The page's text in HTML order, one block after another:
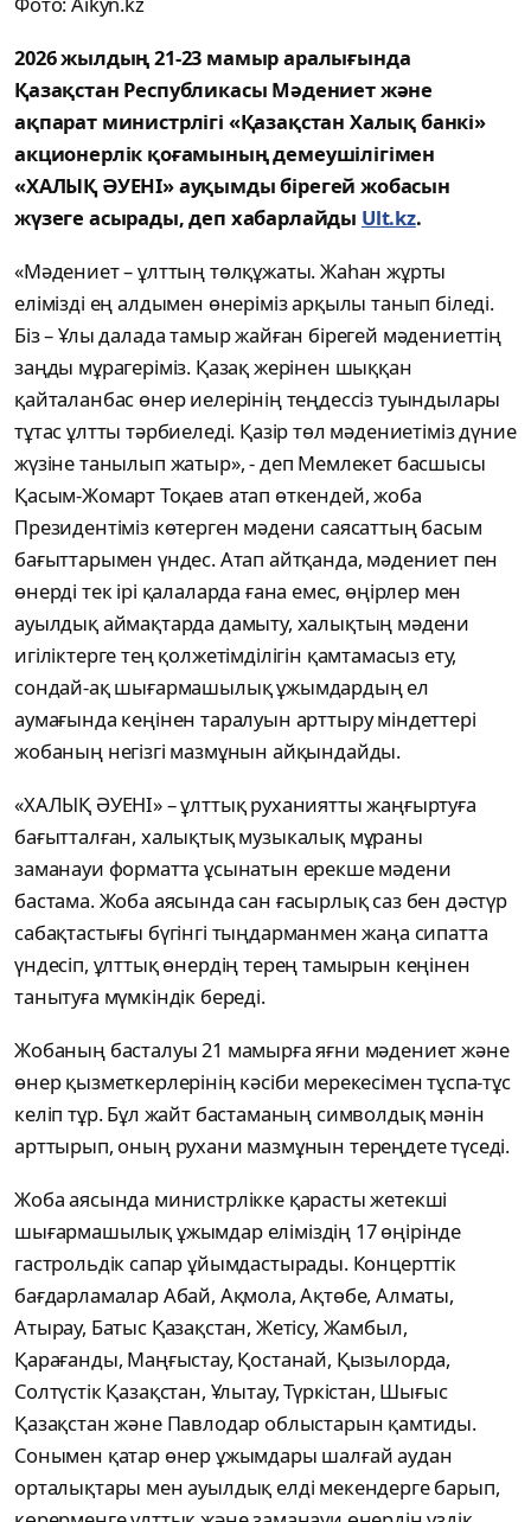
2026 жылдың 21-23 мамыр аралығында
Қазақстан Республикасы Мәдениет және
ақпарат министрлігі «Қазақстан Халық банкі»
акционерлік қоғамының демеушілігімен
«ХАЛЫҚ ӘУЕНІ» ауқымды бірегей жобасын
жүзеге асырады, деп хабарлайды Ult.kz.
«Мәдениет – ұлттың төлқұжаты. Жаһан жұрты
елімізді ең алдымен өнеріміз арқылы танып біледі.
Біз – Ұлы далада тамыр жайған бірегей мәдениеттің
заңды мұрагеріміз. Қазақ жерінен шыққан
қайталанбас өнер иелерінің теңдессіз туындылары
тұтас ұлтты тәрбиеледі. Қазір төл мәдениетіміз дүние
жүзіне танылып жатыр», - деп Мемлекет басшысы
Қасым-Жомарт Тоқаев атап өткендей, жоба
Президентіміз көтерген мәдени саясаттың басым
бағыттарымен үндес. Атап айтқанда, мәдениет пен
өнерді тек ірі қалаларда ғана емес, өңірлер мен
ауылдық аймақтарда дамыту, халықтың мәдени
игіліктерге тең қолжетімділігін қамтамасыз ету,
сондай-ақ шығармашылық ұжымдардың ел
аумағында кеңінен таралуын арттыру міндеттері
жобаның негізгі мазмұнын айқындайды.
«ХАЛЫҚ ӘУЕНІ» – ұлттық руханиятты жаңғыртуға
бағытталған, халықтық музыкалық мұраны
заманауи форматта ұсынатын ерекше мәдени
бастама. Жоба аясында сан ғасырлық саз бен дәстүр
сабақтастығы бүгінгі тыңдарманмен жаңа сипатта
үндесіп, ұлттық өнердің терең тамырын кеңінен
танытуға мүмкіндік береді.
Жобаның басталуы 21 мамырға яғни мәдениет және
өнер қызметкерлерінің кәсіби мерекесімен тұспа-тұс
келіп тұр. Бұл жайт бастаманың символдық мәнін
арттырып, оның рухани мазмұнын тереңдете түседі.
Жоба аясында министрлікке қарасты жетекші
шығармашылық ұжымдар еліміздің 17 өңірінде
гастрольдік сапар ұйымдастырады. Концерттік
бағдарламалар Абай, Ақмола, Ақтөбе, Алматы,
Атырау, Батыс Қазақстан, Жетісу, Жамбыл,
Қарағанды, Маңғыстау, Қостанай, Қызылорда,
Солтүстік Қазақстан, Ұлытау, Түркістан, Шығыс
Қазақстан және Павлодар облыстарын қамтиды.
Сонымен қатар өнер ұжымдары шалғай аудан
орталықтары мен ауылдық елді мекендерге барып,